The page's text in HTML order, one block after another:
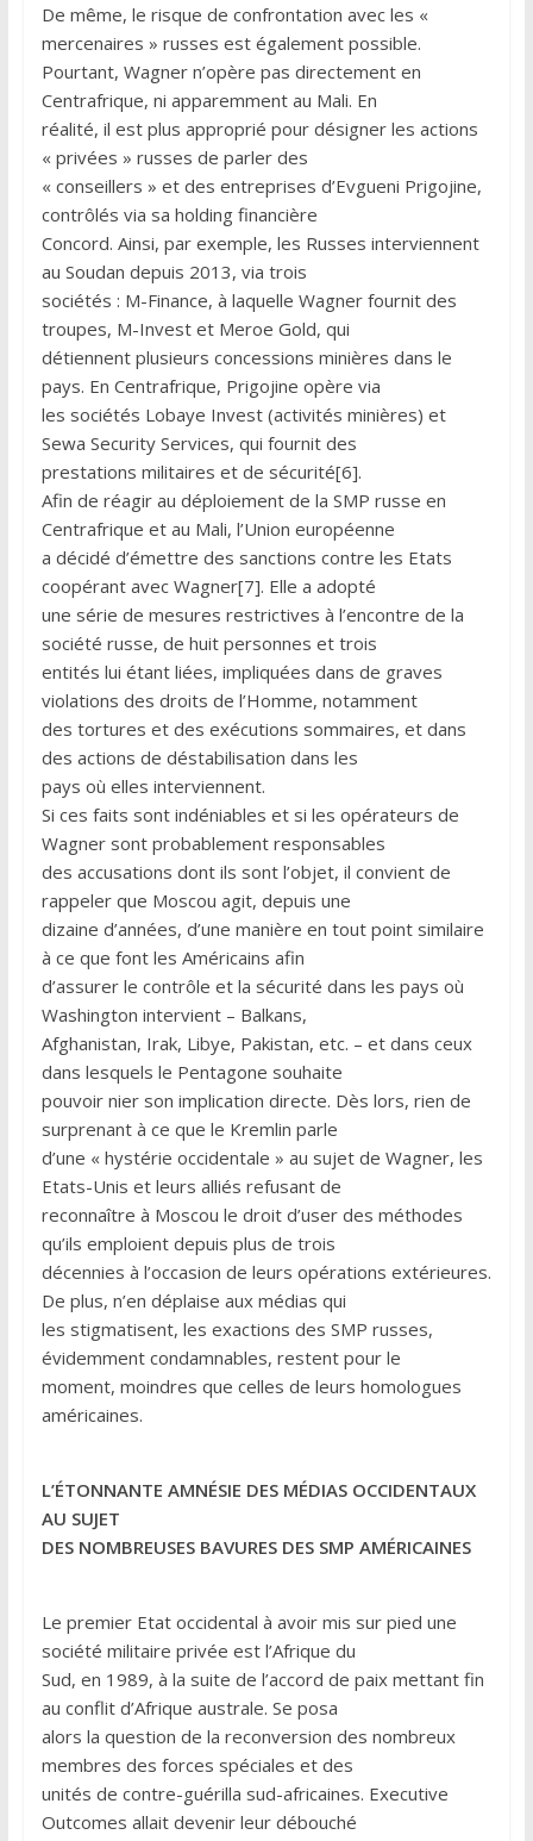
De même, le risque de confrontation avec les «
mercenaires » russes est également possible.
Pourtant, Wagner n’opère pas directement en
Centrafrique, ni apparemment au Mali. En
réalité, il est plus approprié pour désigner les actions
« privées » russes de parler des
« conseillers » et des entreprises d’Evgueni Prigojine,
contrôlés via sa holding financière
Concord. Ainsi, par exemple, les Russes interviennent
au Soudan depuis 2013, via trois
sociétés : M-Finance, à laquelle Wagner fournit des
troupes, M-Invest et Meroe Gold, qui
détiennent plusieurs concessions minières dans le
pays. En Centrafrique, Prigojine opère via
les sociétés Lobaye Invest (activités minières) et
Sewa Security Services, qui fournit des
prestations militaires et de sécurité[6].
Afin de réagir au déploiement de la SMP russe en
Centrafrique et au Mali, l’Union européenne
a décidé d’émettre des sanctions contre les Etats
coopérant avec Wagner[7]. Elle a adopté
une série de mesures restrictives à l’encontre de la
société russe, de huit personnes et trois
entités lui étant liées, impliquées dans de graves
violations des droits de l’Homme, notamment
des tortures et des exécutions sommaires, et dans
des actions de déstabilisation dans les
pays où elles interviennent.
Si ces faits sont indéniables et si les opérateurs de
Wagner sont probablement responsables
des accusations dont ils sont l’objet, il convient de
rappeler que Moscou agit, depuis une
dizaine d’années, d’une manière en tout point similaire
à ce que font les Américains afin
d’assurer le contrôle et la sécurité dans les pays où
Washington intervient – Balkans,
Afghanistan, Irak, Libye, Pakistan, etc. – et dans ceux
dans lesquels le Pentagone souhaite
pouvoir nier son implication directe. Dès lors, rien de
surprenant à ce que le Kremlin parle
d’une « hystérie occidentale » au sujet de Wagner, les
Etats-Unis et leurs alliés refusant de
reconnaître à Moscou le droit d’user des méthodes
qu’ils emploient depuis plus de trois
décennies à l’occasion de leurs opérations extérieures.
De plus, n’en déplaise aux médias qui
les stigmatisent, les exactions des SMP russes,
évidemment condamnables, restent pour le
moment, moindres que celles de leurs homologues
américaines.
L’ÉTONNANTE AMNÉSIE DES MÉDIAS OCCIDENTAUX
AU SUJET
DES NOMBREUSES BAVURES DES SMP AMÉRICAINES
Le premier Etat occidental à avoir mis sur pied une
société militaire privée est l’Afrique du
Sud, en 1989, à la suite de l’accord de paix mettant fin
au conflit d’Afrique australe. Se posa
alors la question de la reconversion des nombreux
membres des forces spéciales et des
unités de contre-guérilla sud-africaines. Executive
Outcomes allait devenir leur débouché